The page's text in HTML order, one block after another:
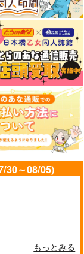
30～08/05)
もっとみる